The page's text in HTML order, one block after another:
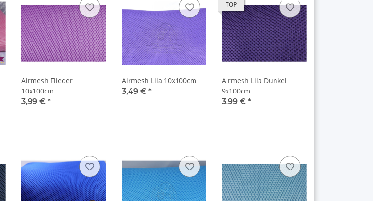
Airmesh Flieder
10x100cm
3,99 €*
Airmesh Lila 10x100cm
3,49 € *
TOP
Airmesh Lila Dunkel
9x100cm
3,99 €*